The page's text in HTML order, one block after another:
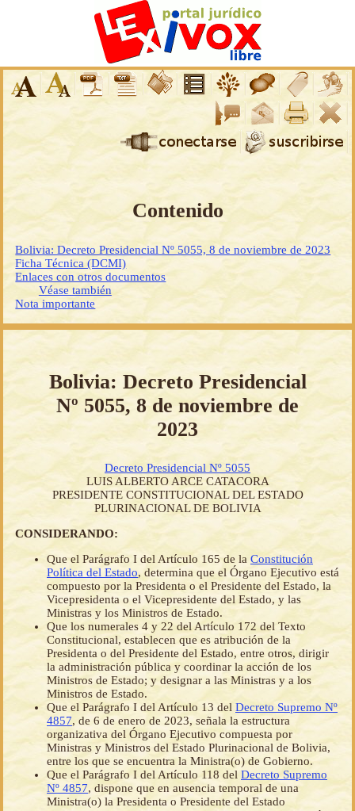
Contenido
Bolivia: Decreto Presidencial Nº 5055, 8 de noviembre de 2023
Ficha Técnica (DCMI)
Enlaces con otros documentos
Véase también
Nota importante
Bolivia: Decreto Presidencial
Nº 5055, 8 de noviembre de
2023
Decreto Presidencial Nº 5055
LUIS ALBERTO ARCE CATACORA
PRESIDENTE CONSTITUCIONAL DEL ESTADO
PLURINACIONAL DE BOLIVIA
CONSIDERANDO:
Que el Parágrafo I del Artículo 165 de la Constitución
Política del Estado, determina que el Órgano Ejecutivo está
compuesto por la Presidenta o el Presidente del Estado, la
Vicepresidenta o el Vicepresidente del Estado, y las
Ministras y los Ministros de Estado.
Que los numerales 4 y 22 del Artículo 172 del Texto
Constitucional, establecen que es atribución de la
Presidenta o del Presidente del Estado, entre otros, dirigir
la administración pública y coordinar la acción de los
Ministros de Estado; y designar a las Ministras y a los
Ministros de Estado.
Que el Parágrafo I del Artículo 13 del Decreto Supremo Nº
4857, de 6 de enero de 2023, señala la estructura
organizativa del Órgano Ejecutivo compuesta por
Ministras y Ministros del Estado Plurinacional de Bolivia,
entre los que se encuentra la Ministra(o) de Gobierno.
Que el Parágrafo I del Artículo 118 del Decreto Supremo
Nº 4857, dispone que en ausencia temporal de una
Ministra(o) la Presidenta o Presidente del Estado